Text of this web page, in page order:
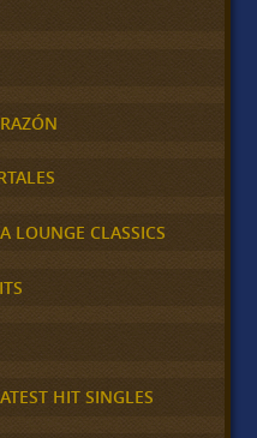
LOUNGE CLASSICS
HIT SINGLES